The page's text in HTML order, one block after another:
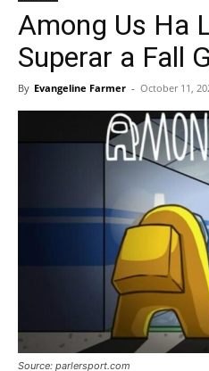
de
Among Us Ha
Superar a Fall
By Evangeline Farmer - October 11,
Source: parlersport.com